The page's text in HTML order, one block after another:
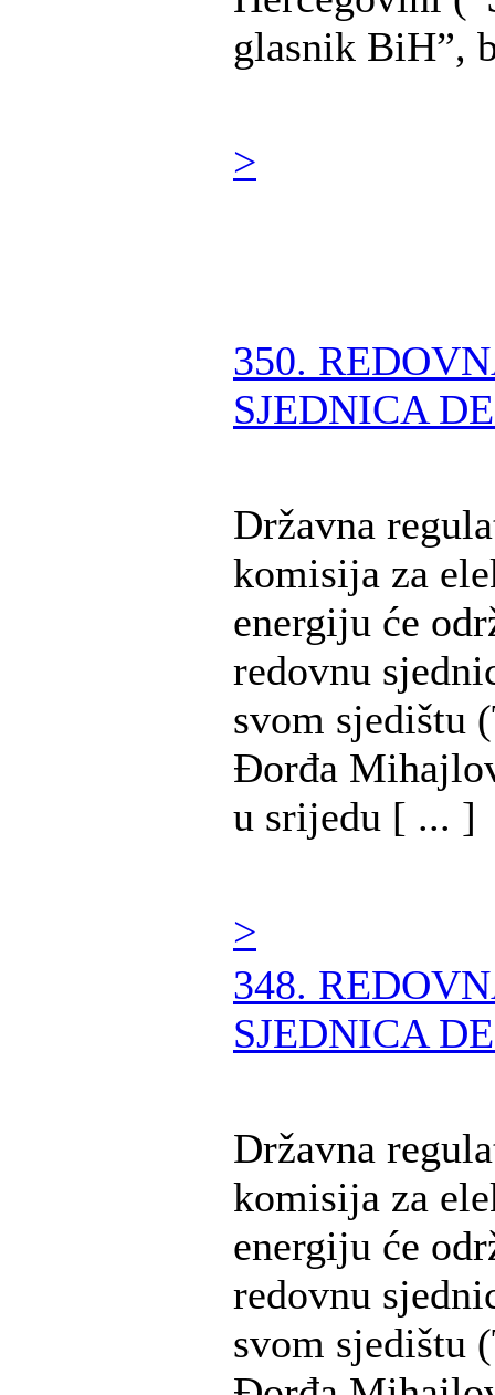
glasnik BiH”,
>
350.
SJEDNICA
Državna
komisija za
energiju će
redovnu
svom sjedištu
Đorđa
u srijedu [ ... ]
>
348.
SJEDNICA
Državna
komisija za
energiju će
redovnu
svom sjedištu